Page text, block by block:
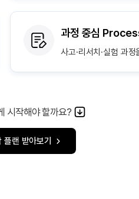
과정 중심
사고·리서치·실험 과
시작해야 할까요?
랜 받아보기